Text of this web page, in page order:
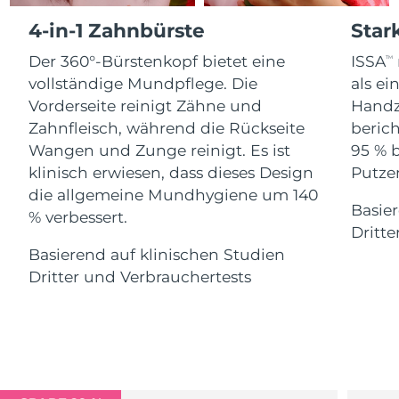
4-in-1 Zahnbürste
Der 360°-Bürstenkopf bietet eine
vollständige Mundpflege. Die
Vorderseite reinigt Zähne und
Zahnfleisch, während die Rückseite
Wangen und Zunge reinigt. Es ist
klinisch erwiesen, dass dieses Design
die allgemeine Mundhygiene um 140
% verbessert.
Basierend auf klinischen Studien
Dritter und Verbrauchertests
ISSATM
als
95 %
For healthy hair
Kosmetik
Kaufe alles
FOREO APP
ÜBER
Isle of Man 8/13/26
Israel Erwartete Lieferung 8/15/26
Italien Erwartete Lieferung 8/11/26
Japan Erwartete Lieferung
Jersey Erwartete Lieferung 8/16/26
Kasachstan
Kuwait Erwartete Lieferung